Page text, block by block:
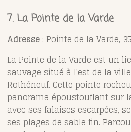
7. La Pointe de la Varde
Adresse : Pointe de la Varde,
La Pointe de la Varde est un
sauvage situé à l'est de la
Rothéneuf. Cette pointe
panorama époustouflant sur
avec ses falaises escarpées,
ses plages de sable fin.